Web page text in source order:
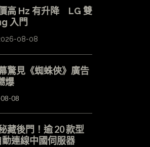
價高 Hz 有升降 LG 雙
入門
08-08
驚見《蜘蛛俠》廣告
爆
08
藏後門！逾 20 款型
動連線中國伺服器